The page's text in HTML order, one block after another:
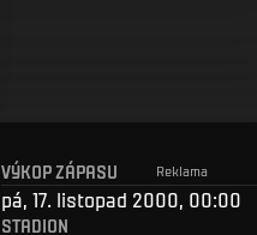
Reklama
VÝKOP ZÁPASU
pá, 17. listopad 2000, 00:00
STADION